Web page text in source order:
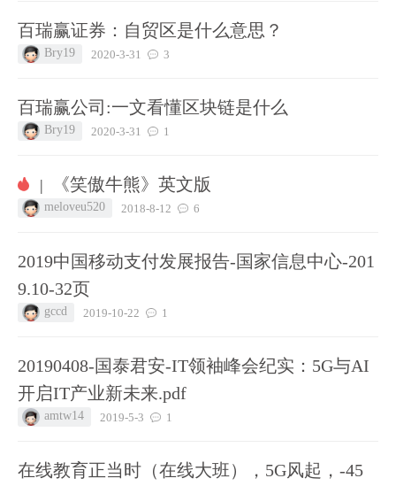
百瑞赢证券：自贸区是什么意思？
Bry19 2020-3-31 3
百瑞赢公司:一文看懂区块链是什么
Bry19 2020-3-31 1
| 《笑傲牛熊》英文版
meloveu520 2018-8-12 6
2019中国移动支付发展报告-国家信息中心-201
9.10-32页
gccd 2019-10-22 1
20190408-国泰君安-IT领袖峰会纪实：5G与AI
开启IT产业新未来.pdf
amtw14 2019-5-3 1
在线教育正当时（在线大班），5G风起，-45